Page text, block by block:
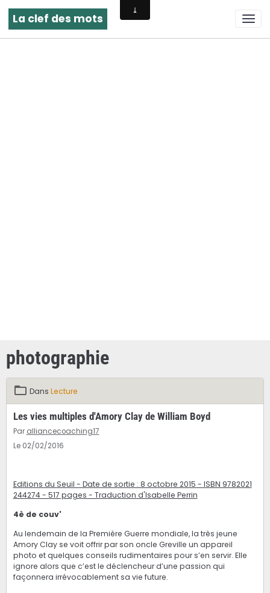
La clef des mots
photographie
Dans Lecture
Les vies multiples d'Amory Clay de William Boyd
Par alliancecoaching17
Le 02/02/2016
Editions du Seuil - Date de sortie : 8 octobre 2015 - ISBN 9782021
244274 - 517 pages - Traduction d'Isabelle Perrin
4è de couv'
Au lendemain de la Première Guerre mondiale, la très jeune
Amory Clay se voit offrir par son oncle Greville un appareil
photo et quelques conseils rudimentaires pour s’en servir. Elle
ignore alors que c’est le déclencheur d’une passion qui
façonnera irrévocablement sa vie future.